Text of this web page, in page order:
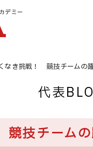
デミー
なき挑戦！ 競技チームの
代表
技チーム